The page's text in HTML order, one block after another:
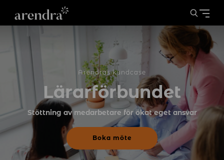
Arendras kundcase
Lärarförbundet
Stöttning av medarbetare för ökat eget ansvar
Boka möte